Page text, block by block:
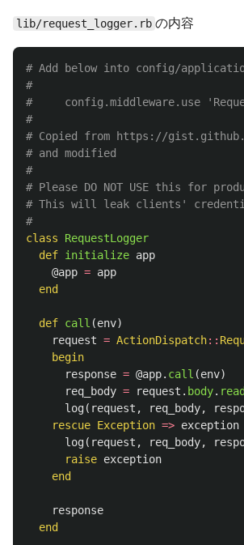
lib/request_logger.rb の内容
# Add below into config/
#
#     config.middleware.use
#
# Copied from https://
# and modified
#
# Please DO NOT USE this for
# This will leak clients'
#
class
RequestLogger
def initialize app
@app = app
end
def call (env)
request = ActionDispatch::
begin
response = @app. call (env)
req_body = request . body. read
log( request , req_body,
rescue Exception => exception
log( request , req_body,
raise exception
end
response
end